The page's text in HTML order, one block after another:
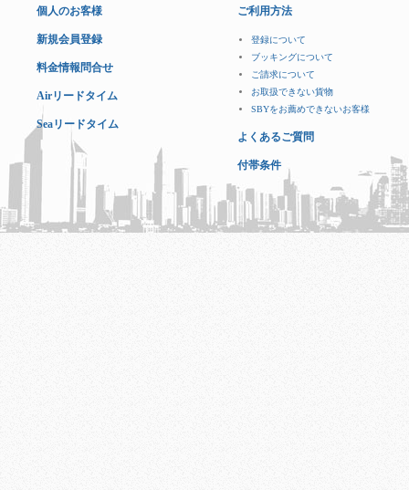
個人のお客様
新規会員登録
料金情報問合せ
Airリードタイム
Seaリードタイム
ご利用方法
登録について
ブッキングについて
ご請求について
お取扱できない貨物
SBYをお薦めできないお客様
よくあるご質問
付帯条件